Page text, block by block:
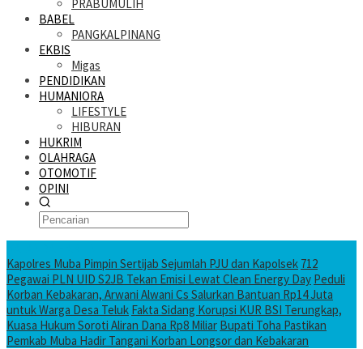
PRABUMULIH
BABEL
PANGKALPINANG
EKBIS
Migas
PENDIDIKAN
HUMANIORA
LIFESTYLE
HIBURAN
HUKRIM
OLAHRAGA
OTOMOTIF
OPINI
Kapolres Muba Pimpin Sertijab Sejumlah PJU dan Kapolsek 712
Pegawai PLN UID S2JB Tekan Emisi Lewat Clean Energy Day Peduli
Korban Kebakaran, Arwani Alwani Cs Salurkan Bantuan Rp14 Juta
untuk Warga Desa Teluk Fakta Sidang Korupsi KUR BSI Terungkap,
Kuasa Hukum Soroti Aliran Dana Rp8 Miliar Bupati Toha Pastikan
Pemkab Muba Hadir Tangani Korban Longsor dan Kebakaran